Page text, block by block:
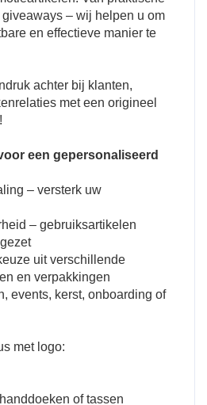
– wij helpen u om
en effectieve manier te
achter bij klanten,
met een origineel
een gepersonaliseerd
– versterk uw
– gebruiksartikelen
uit verschillende
en verpakkingen
events, kerst, onboarding of
met logo:
of tassen